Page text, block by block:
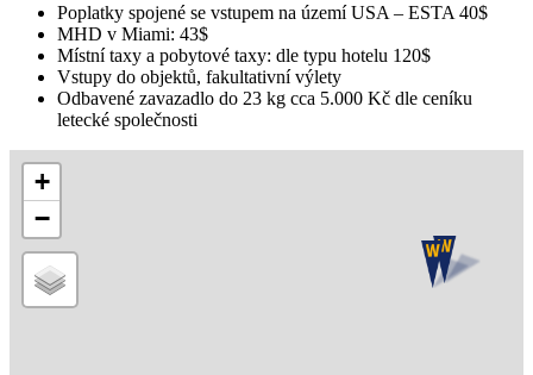
Poplatky spojené se vstupem na území USA – ESTA 40$
MHD v Miami: 43$
Místní taxy a pobytové taxy: dle typu hotelu 120$
Vstupy do objektů, fakultativní výlety
Odbavené zavazadlo do 23 kg cca 5.000 Kč dle ceníku
letecké společnosti
+
−